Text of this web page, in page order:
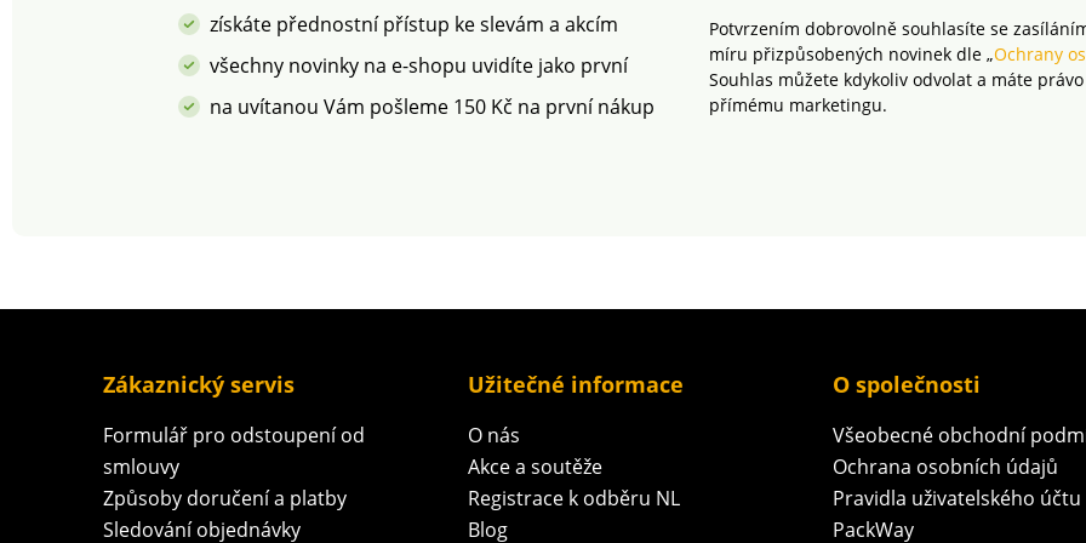
široké spektrum
škodlivých látek a
výrobek je bezpečný nad
rámec platných norem.
Lze prát v pračce.
široké spektrum
škodlivých látek a
výrobek je bezpečný nad
rámec platných norem.
Lze prát v pračce.
rámec
Lze
získáte přednostní přístup ke slevám a akcím
všechny novinky na e-shopu uvidíte jako první
na uvítanou Vám pošleme 150 Kč na první nákup
Potvrzením dobrovolně souhlasíte se
míru přizpůsobených novinek dle „Ochrany
Souhlas můžete kdykoliv odvolat a máte
přímému marketingu.
Zákaznický servis
Formulář pro odstoupení od
smlouvy
Způsoby doručení a platby
Sledování objednávky
Užitečné informace
O nás
Akce a soutěže
Registrace k odběru NL
Blog
O společnosti
Všeobecné obchodní
Ochrana osobních údajů
Pravidla uživatelského účtu
PackWay